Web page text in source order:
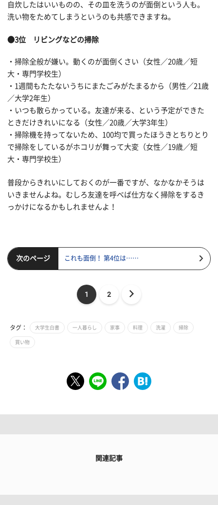
自炊したはいいものの、その皿を洗うのが面倒という人も。
洗い物をためてしまうというのも共感できますね。
●3位 リビングなどの掃除
・掃除全般が嫌い。動くのが面倒くさい（女性／20歳／短
大・専門学校生）
・1週間もたたないうちにまたごみがたまるから（男性／21歳
／大学2年生）
・いつも散らかっている。友達が来る、という予定ができた
ときだけきれいになる（女性／20歳／大学3年生）
・掃除機を持ってないため、100均で買ったほうきとちりとり
で掃除をしているがホコリが舞って大変（女性／19歳／短
大・専門学校生）
普段からきれいにしておくのが一番ですが、なかなかそうは
いきませんよね。むしろ友達を呼べば仕方なく掃除をするき
っかけになるかもしれませんよ！
次のページ これも面倒！ 第4位は……
1 2
タグ： 大学生白書 一人暮らし 家事 料理 洗濯 掃除
買い物
関連記事